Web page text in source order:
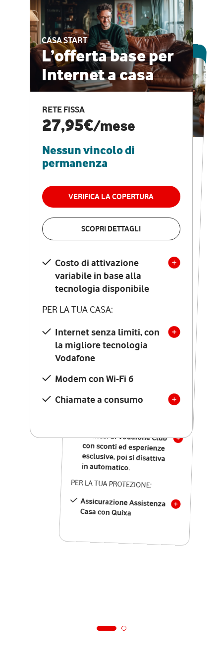
CASA START
L’offerta base per
Internet a casa
RETE FISSA
27,95€/mese
Nessun vincolo di
permanenza
VERIFICA LA COPERTURA
SCOPRI DETTAGLI
Costo di attivazione
variabile in base alla
tecnologia disponibile
PER LA TUA CASA:
Internet senza limiti, con
la migliore tecnologia
Vodafone
Modem con Wi-Fi 6
Chiamate a consumo
ESCLUSIVA ONLINE
CASA PRO
Internet veloce e
vantaggi speciali
RETE FISSA + VODAFONE CLUB
29,95€
permanenza
VERIFICA LA COPERTURA
Costo di attivazione
variabile in base alla
tecnologia disponibile
PER LA TUA CASA:
Internet senza limiti, con
la migliore tecnologia
Vodafone
Modem Seven con Wi-Fi 7
Chiamate illimitate verso
numeri fissi e mobili
nazionali
12 mesi di Vodafone Club
con sconti ed esperienze
esclusive, poi si disattiva
in automatico.
PER LA TUA PROTEZIONE:
Assicurazione Assistenza
Casa con Quixa